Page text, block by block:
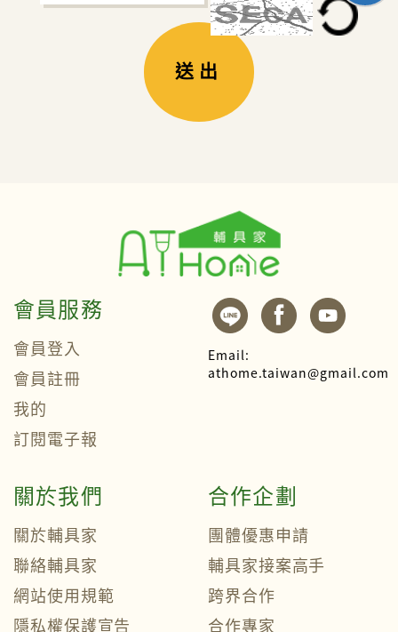
送出
會員服務
會員登入
會員註冊
我的
訂閱電子報
Email:
athome.taiwan@gmail.com
關於我們
關於輔具家
聯絡輔具家
網站使用規範
隱私權保護宣告
合作企劃
團體優惠申請
輔具家接案高手
跨界合作
合作專家